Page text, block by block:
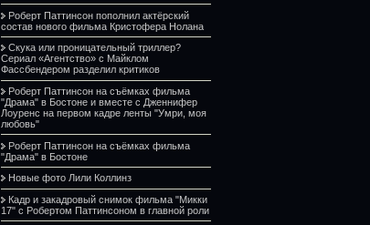
Роберт Паттинсон пополнил актёрский
состав нового фильма Кристофера Нолана
Скука или проницательный триллер?
Сериал «Агентство» с Майклом
Фассбендером разделил критиков
Роберт Паттинсон на съёмках фильма
"Драма" в Бостоне и вместе с Дженнифер
Лоуренс на первом кадре ленты "Умри, моя
любовь"
Роберт Паттинсон на съёмках фильма
"Драма" в Бостоне
Новые фото Лили Коллинз
Кадр и закадровый снимок фильма "Микки
17" с Робертом Паттинсоном в главной роли